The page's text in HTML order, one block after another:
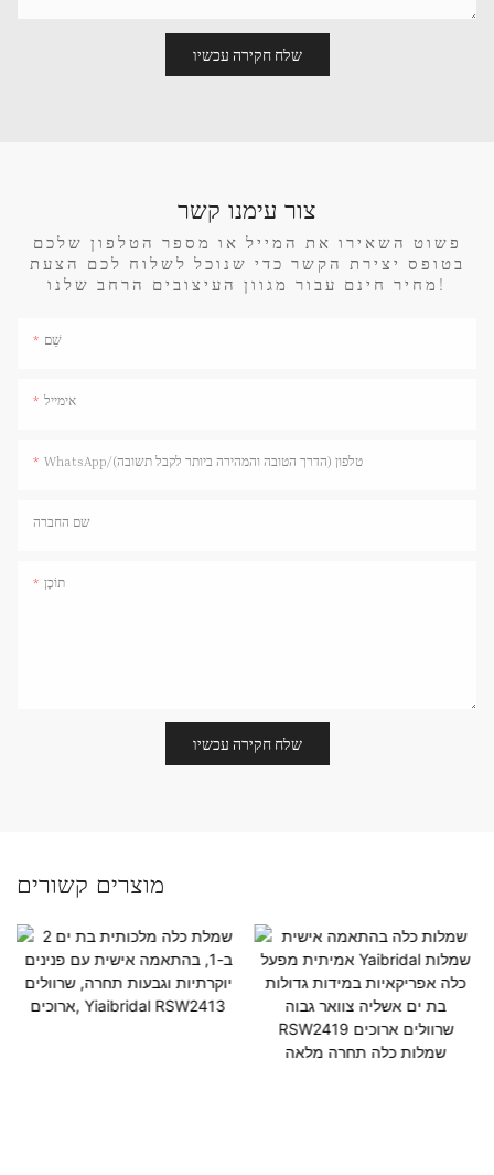
שלח חקירה עכשיו
צור עימנו קשר
פשוט השאירו את המייל או מספר הטלפון שלכם
בטופס יצירת הקשר כדי שנוכל לשלוח לכם הצעת
מחיר חינם עבור מגוון העיצובים הרחב שלנו!
שֵׁם
אימייל
WhatsApp/טלפון (הדרך הטובה והמהירה ביותר לקבל תשובה)
שם החברה
תוֹכֶן
שלח חקירה עכשיו
מוצרים קשורים